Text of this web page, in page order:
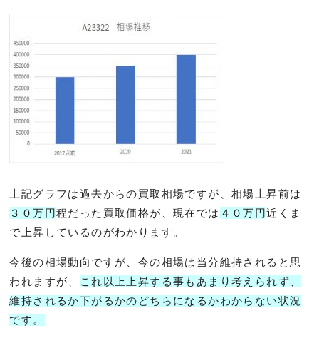
上記グラフは過去からの買取相場ですが、相場上昇前は
３０万円程だった買取価格が、現在では ４０万円近くま
で上昇しているのがわかります。
今後の相場動向ですが、今の相場は当分維持されると思
われますが、
これ以上上昇する事もあまり考えられず、
維持されるか下がるかのどちらになるかわからない状況
です。